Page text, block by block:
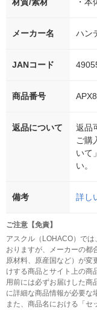
材質/素材 ・
メーカー名 ハン
JANコード
商品番号
返品について
返品
ご購
いて
い。
備考 詳し
ご注意【免責】
アスクル（LOHACO）で
おりますが、メーカーの都
原材料、原産国など）が変
けする商品とサイト上の商
用前には必ずお届けした商
に詳細な商品情報が必要な
また、商品名における「セ